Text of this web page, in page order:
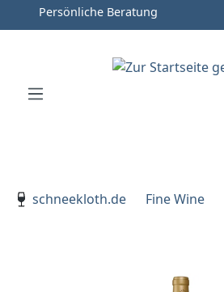
Zum Hauptinhalt springen
Zur Hauptnavigation springen
schneekloth.de
Fine Wine
Bildergalerie überspringen